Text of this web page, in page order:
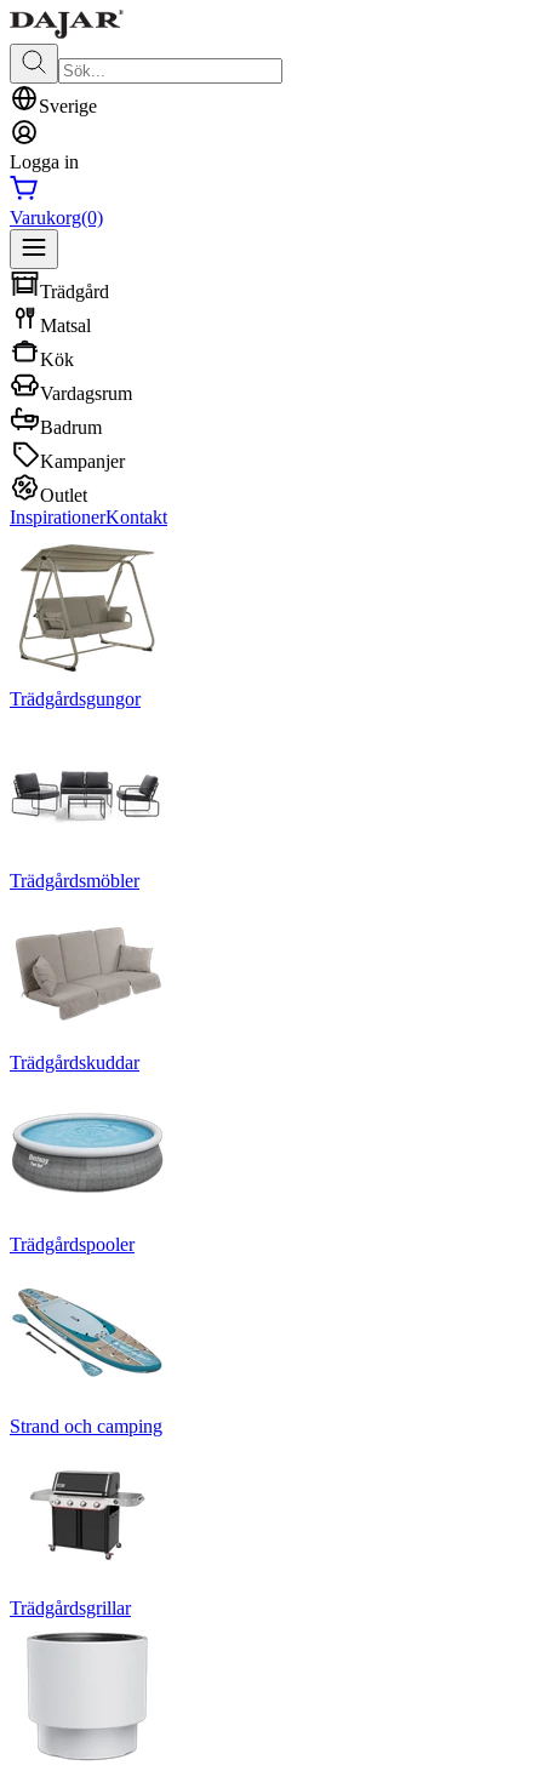
Sverige
Logga in
Varukorg(0)
Trädgård
Matsal
Kök
Vardagsrum
Badrum
Kampanjer
Outlet
InspirationerKontakt
Trädgårdsgungor
Trädgårdsmöbler
Trädgårdskuddar
Trädgårdspooler
Strand och camping
Trädgårdsgrillar